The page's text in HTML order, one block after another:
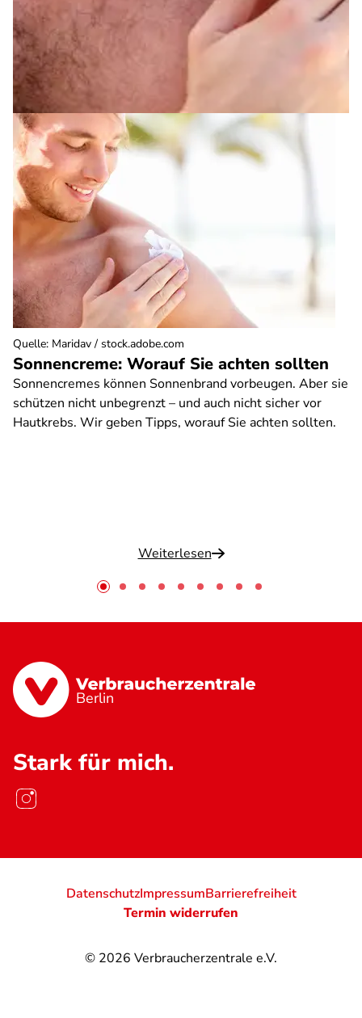
Sonnencreme: Worauf Sie achten sollten
Sonnencremes können Sonnenbrand vorbeugen. Aber sie
schützen nicht unbegrenzt – und auch nicht sicher vor
Hautkrebs. Wir geben Tipps, worauf Sie achten sollten.
Weiterlesen
Quelle: Maridav / stock.adobe.com
Berlin
Stark für mich.
© 2026 Verbraucherzentrale e.V.
DatenschutzImpressumBarrierefreiheit
Termin widerrufen